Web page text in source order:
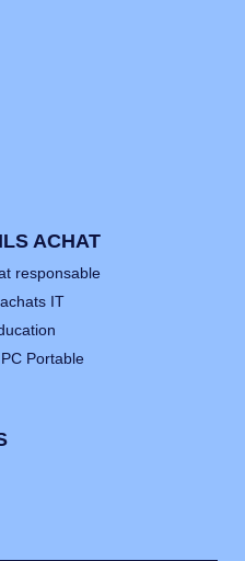
ACHAT
responsable
IT
Portable